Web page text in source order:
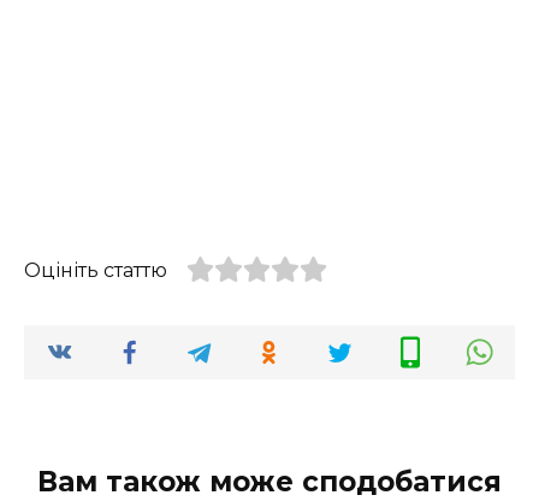
Оцініть статтю
Вам також може сподобатися